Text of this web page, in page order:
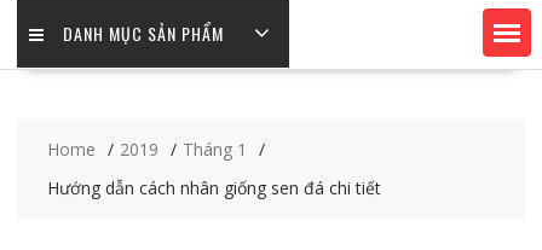
DANH MỤC SẢN PHẨM
Home 2019
Tháng 1
Hướng dẫn cách nhân giống sen đá chi tiết